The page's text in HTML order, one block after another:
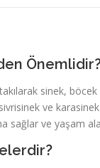
sinek,
ve
sağlar ve yaşam